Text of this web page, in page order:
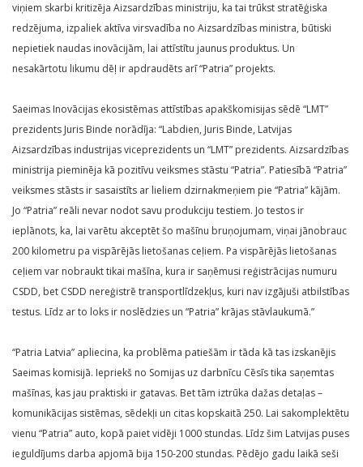
viņiem skarbi kritizēja Aizsardzības ministriju, ka tai trūkst stratēģiska
redzējuma, izpaliek aktīva virsvadība no Aizsardzības ministra, būtiski
nepietiek naudas inovācijām, lai attīstītu jaunus produktus. Un
nesakārtotu likumu dēļ ir apdraudēts arī “Patria” projekts.
Saeimas Inovācijas ekosistēmas attīstības apakškomisijas sēdē “LMT”
prezidents Juris Binde norādīja: “Labdien, Juris Binde, Latvijas
Aizsardzības industrijas viceprezidents un “LMT” prezidents. Aizsardzības
ministrija pieminēja kā pozitīvu veiksmes stāstu “Patria”. Patiesībā “Patria”
veiksmes stāsts ir sasaistīts ar lieliem dzirnakmeņiem pie “Patria” kājām.
Jo “Patria” reāli nevar nodot savu produkciju testiem. Jo testos ir
ieplānots, ka, lai varētu akceptēt šo mašīnu bruņojumam, viņai jānobrauc
200 kilometru pa vispārējās lietošanas ceļiem. Pa vispārējās lietošanas
ceļiem var nobraukt tikai mašīna, kura ir saņēmusi reģistrācijas numuru
CSDD, bet CSDD nereģistrē transportlīdzekļus, kuri nav izgājuši atbilstības
testus. Līdz ar to loks ir noslēdzies un “Patria” krājas stāvlaukumā.”
“Patria Latvia” apliecina, ka problēma patiešām ir tāda kā tas izskanējis
Saeimas komisijā. Iepriekš no Somijas uz darbnīcu Cēsīs tika saņemtas
mašīnas, kas jau praktiski ir gatavas. Bet tām iztrūka dažas detaļas –
komunikācijas sistēmas, sēdekļi un citas kopskaitā 250. Lai sakomplektētu
vienu “Patria” auto, kopā paiet vidēji 1000 stundas. Līdz šim Latvijas puses
ieguldījums darba apjomā bija 150-200 stundas. Pēdējo gadu laikā seši